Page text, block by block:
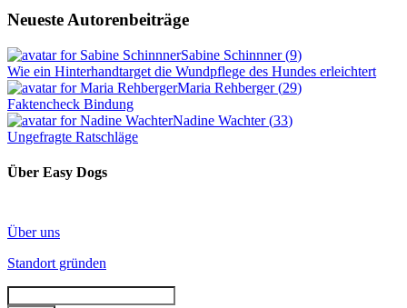
Neueste Autorenbeiträge
Sabine Schinnner(9)
Wie ein Hinterhandtarget die Wundpflege des Hundes erleichtert
Maria Rehberger(29)
Faktencheck Bindung
Nadine Wachter(33)
Ungefragte Ratschläge
Über Easy Dogs
Über uns
Standort gründen